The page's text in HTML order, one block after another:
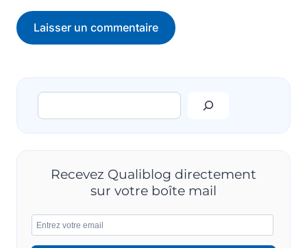
Rechercher
Recevez Qualiblog directement
sur votre boîte mail